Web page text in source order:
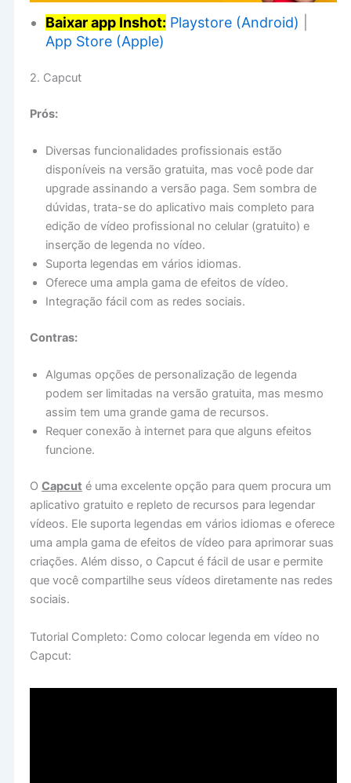
Baixar app Inshot: Playstore (Android)
App Store (Apple)
2. Capcut
Prós:
Diversas funcionalidades profissionais estão
disponíveis na versão gratuita, mas você pode dar
upgrade assinando a versão paga. Sem sombra de
dúvidas, trata-se do aplicativo mais completo para
edição de vídeo profissional no celular (gratuito) e
inserção de legenda no vídeo.
Suporta legendas em vários idiomas.
Oferece uma ampla gama de efeitos de vídeo.
Integração fácil com as redes sociais.
Contras:
Algumas opções de personalização de legenda
podem ser limitadas na versão gratuita, mas mesmo
assim tem uma grande gama de recursos.
Requer conexão à internet para que alguns efeitos
funcione.
O Capcut é uma excelente opção para quem procura um
aplicativo gratuito e repleto de recursos para legendar
vídeos. Ele suporta legendas em vários idiomas e oferece
uma ampla gama de efeitos de vídeo para aprimorar suas
criações. Além disso, o Capcut é fácil de usar e permite
que você compartilhe seus vídeos diretamente nas redes
sociais.
Tutorial Completo: Como colocar legenda em vídeo no
Capcut: